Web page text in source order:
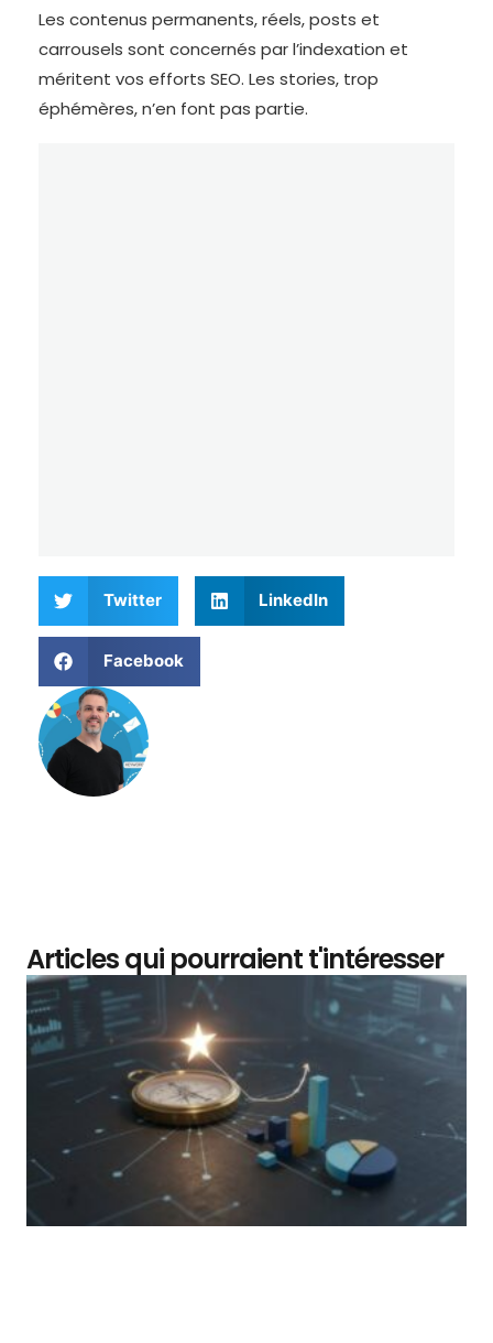
Les contenus permanents, réels, posts et
carrousels sont concernés par l’indexation et
méritent vos efforts SEO. Les stories, trop
éphémères, n’en font pas partie.
Twitter LinkedIn
Facebook
Articles qui pourraient t'intéresser